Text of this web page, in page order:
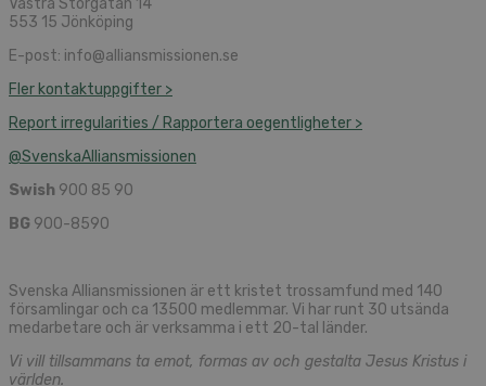
553 15 Jönköping
E-post: info@alliansmissionen.se
Fler kontaktuppgifter >
Report irregularities / Rapportera oegentligheter >
@SvenskaAlliansmissionen
Swish 900 85 90
BG 900-8590
Svenska Alliansmissionen är ett kristet trossamfund med 140
församlingar och ca 13500 medlemmar. Vi har runt 30 utsända
medarbetare och är verksamma i ett 20-tal länder.
Vi vill tillsammans ta emot, formas av och gestalta Jesus Kristus i
världen.